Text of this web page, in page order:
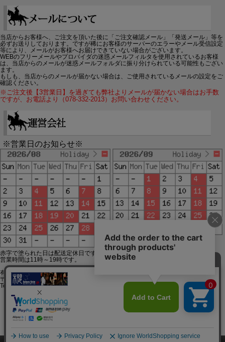
当店からお客様へ、ご注文を頂いた後に「ご注文確認メール」「発送メール」等を
必ずお送りしております。ですが稀にお客様のサーバーのエラーやメール受信設定
等により、メールがお客様へお届けできていない場合がございます。
WEBのフリーメールやプロバイダの迷惑メールフィルタを使用されているお客様
は、当店からのメールが迷惑メールフォルダに振り分けられている可能性もござい
ます。
もしも、当店からのメールが届かない場合は、ご使用されているメールの設定をご
確認ください。
※ご注文後【3営業日】を過ぎても弊社よりメールが届かない場合はお手数
ですが、お電話より（078-332-2013）お問い合わせください。
※営業日のお知らせ※
赤字で塗られた日は配送定休日です。
営業時間は11時～19時です。
有限会社ジップジップ SakuraStyle通販事業部
〒650-0021 神戸市中央区三宮町3-9-19イトウビル1,4F
Tel:078-332-2013 FAX:078-333-6644
SSL/TLSとは?